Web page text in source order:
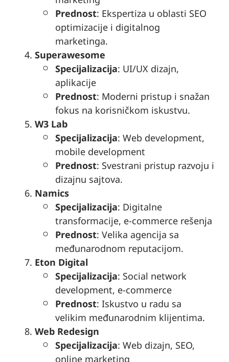
Prednost: Ekspertiza u oblasti SEO
optimizacije i digitalnog
marketinga.
Superawesome
Specijalizacija: UI/UX dizajn,
aplikacije
Prednost: Moderni pristup i snažan
fokus na korisničkom iskustvu.
W3 Lab
Specijalizacija: Web development,
mobile development
Prednost: Svestrani pristup razvoju i
dizajnu sajtova.
Namics
Specijalizacija: Digitalne
transformacije, e-commerce rešenja
Prednost: Velika agencija sa
međunarodnom reputacijom.
Eton Digital
Specijalizacija: Social network
development, e-commerce
Prednost: Iskustvo u radu sa
velikim međunarodnim klijentima.
Web Redesign
Specijalizacija: Web dizajn, SEO,